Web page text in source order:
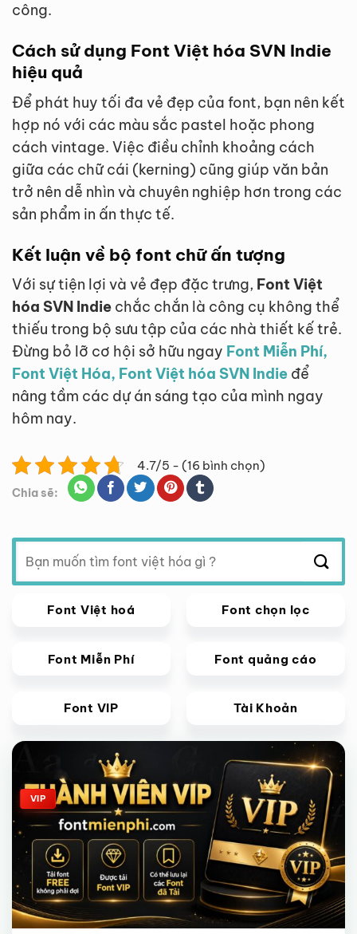
công.
Cách sử dụng Font Việt hóa SVN Indie
hiệu quả
Để phát huy tối đa vẻ đẹp của font, bạn nên kết
hợp nó với các màu sắc pastel hoặc phong
cách vintage. Việc điều chỉnh khoảng cách
giữa các chữ cái (kerning) cũng giúp văn bản
trở nên dễ nhìn và chuyên nghiệp hơn trong các
sản phẩm in ấn thực tế.
Kết luận về bộ font chữ ấn tượng
Với sự tiện lợi và vẻ đẹp đặc trưng, Font Việt
hóa SVN Indie chắc chắn là công cụ không thể
thiếu trong bộ sưu tập của các nhà thiết kế trẻ.
Đừng bỏ lỡ cơ hội sở hữu ngay Font Miễn Phí,
Font Việt Hóa, Font Việt hóa SVN Indie để
nâng tầm các dự án sáng tạo của mình ngay
hôm nay.
4.7/5 - (16 bình chọn)
Chia sẽ:
Tìm
kiếm:
Font Việt hoá Font chọn lọc
Font Miễn Phí Font quảng cáo
Font VIP Tài Khoản
Giảm giá!
VIP